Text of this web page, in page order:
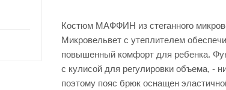
Костюм МАФФИН из стеганного
Микровельвет с утеплителем
повышенный комфорт для ребенка.
с кулисой для регулировки объема, -
поэтому пояс брюк оснащен